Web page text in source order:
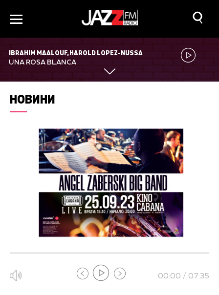
IBRAHIM MAALOUF, HAROLD LOPEZ-NUSSA
UNA ROSA BLANCA
НОВИНИ
00:00 / 07:35